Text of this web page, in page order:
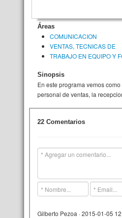
Áreas
COMUNICACION
VENTAS, TECNICAS DE
TRABAJO EN EQUIPO Y
Sinopsis
En este programa vemos
personal de ventas, la
22 Comentarios
Gilberto Pezoa ·2015-01-05